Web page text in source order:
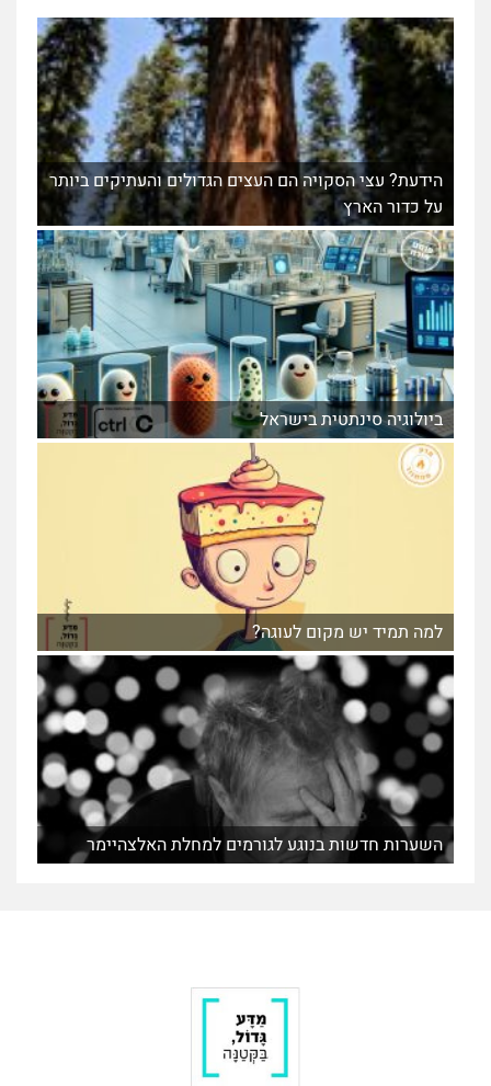
הידעת? עצי הסקויה הם העצים הגדולים והעתיקים ביותר
על כדור הארץ
ביולוגיה סינתטית בישראל
למה תמיד יש מקום לעוגה?
השערות חדשות בנוגע לגורמים למחלת האלצהיימר